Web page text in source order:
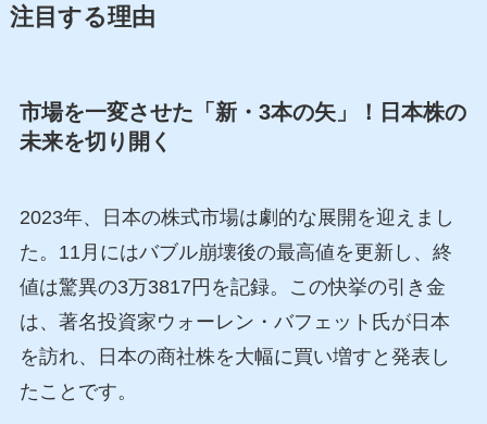
注目する理由
市場を一変させた「新・3本の矢」！日本株の
未来を切り開く
2023年、日本の株式市場は劇的な展開を迎えまし
た。11月にはバブル崩壊後の最高値を更新し、終
値は驚異の3万3817円を記録。この快挙の引き金
は、著名投資家ウォーレン・バフェット氏が日本
を訪れ、日本の商社株を大幅に買い増すと発表し
たことです。